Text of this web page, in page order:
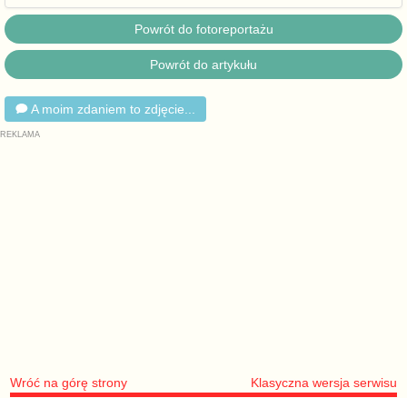
Powrót do fotoreportażu
Powrót do artykułu
A moim zdaniem to zdjęcie...
Wróć na górę strony Klasyczna wersja serwisu